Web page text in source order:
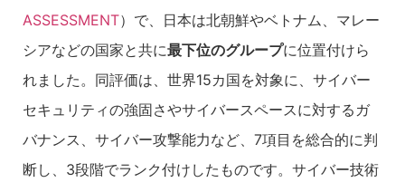
ASSESSMENT）で、日本は北朝鮮やベトナム、マレー
シアなどの国家と共に最下位のグループに位置付けら
れました。同評価は、世界15カ国を対象に、サイバー
セキュリティの強固さやサイバースペースに対するガ
バナンス、サイバー攻撃能力など、7項目を総合的に判
断し、3段階でランク付けしたものです。サイバー技術